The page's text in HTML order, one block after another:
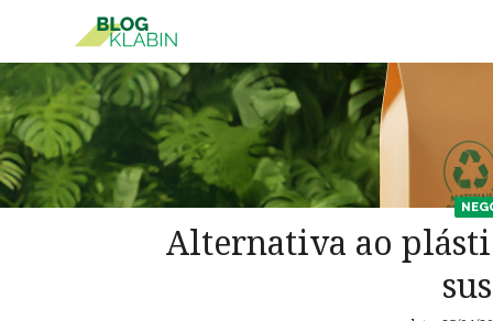
Pular para o Conteúdo principal
Alternativa ao